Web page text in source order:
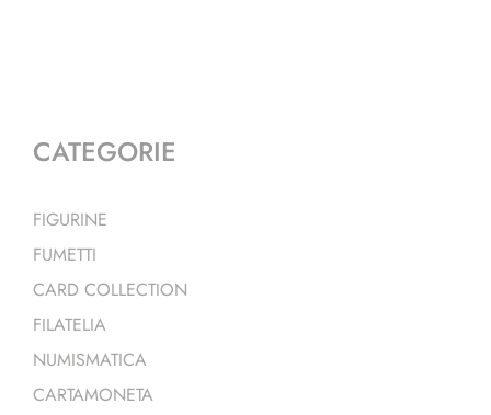
CATEGORIE
FIGURINE
FUMETTI
CARD COLLECTION
FILATELIA
NUMISMATICA
CARTAMONETA